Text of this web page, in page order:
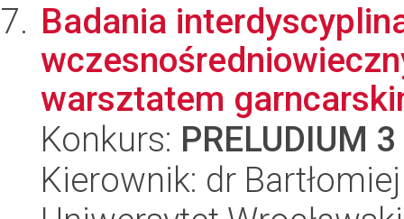
Badania
warsztatem
Konkurs: PRELUDIUM 3
Kierownik: dr